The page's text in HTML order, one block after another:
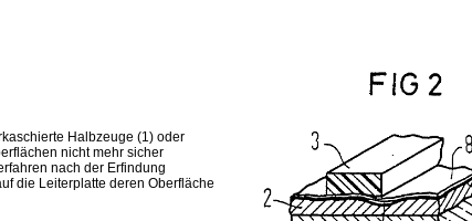
Halbzeuge (1) oder
nicht mehr sicher
nach der Erfindung
die Leiterplatte deren Oberfläche